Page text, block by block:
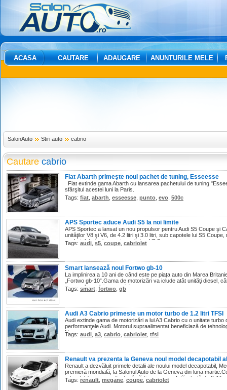
ACASA CAUTARE ADAUGARE ANUNTURILE MELE
SalonAuto Stiri auto cabrio
Cautare cabrio
Fiat Abarth primeşte noul pachet de tuning, Esseesse
Fiat extinde gama Abarth cu lansarea pachetului de tuning
sfârşitul acestei luni la Paris.
Tags: fiat abarth esseesse punto evo 500c
APS Sportec aduce Audi S5 la noi limite
APS Sportec a lansat un nou propulsor pentru Audi S5 Coupe şi
unităţilor V8 şi V6, de 4.2 litri şi 3.0 litri, sub capotele lui S5
pachetul de tuning pentru unitatea V6 3.
Tags: audi s5 coupe cabriolet
Smart lansează noul Fortwo gb-10
La implinirea a 10 ani de când este pe piaţa auto din Marea
„Fortwo gb-10”.Gama de motorizări va iclude atât unităţi diesel,
coupe ale noului supermini.
Tags: smart fortwo gb
Audi A3 Cabrio primeste un motor turbo de 1.2 litri TFSI
Audi extinde gama de motorizări a lui A3 Cabrio cu o unitate
performanţele Audi. Motorul supraalimentat beneficiază de
Nm.
Tags: audi a3 cabrio cabriolet tfsi
Renault va prezenta la Geneva noul model decapotabil
Renault a dezvăluit primele detalii ale noului model decapotabil,
premieră mondială, la Salonul Auto de la Geneva din luna
retractabil, compus din două părţi, cu o suprafaţă vitrată de 0,47
Tags: renault megane coupe cabriolet